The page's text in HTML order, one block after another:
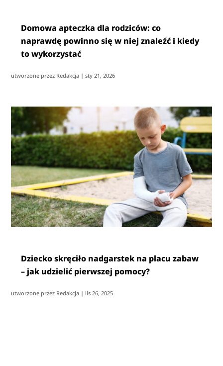
Domowa apteczka dla rodziców: co
naprawdę powinno się w niej znaleźć i kiedy
to wykorzystać
utworzone przez Redakcja |sty 21, 2026
Dziecko skręciło nadgarstek na placu zabaw
– jak udzielić pierwszej pomocy?
utworzone przez Redakcja | lis 26, 2025